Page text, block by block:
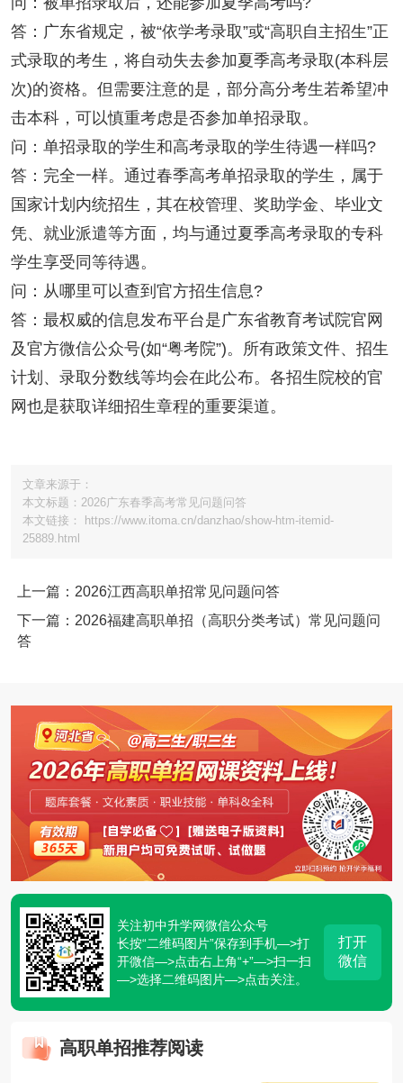
答：广东省规定，被“依学考录取”或“高职自主招生”正
式录取的考生，将自动失去参加夏季高考录取(本科层
次)的资格。但需要注意的是，部分高分考生若希望冲
击本科，可以慎重考虑是否参加单招录取。
问：单招录取的学生和高考录取的学生待遇一样吗?
答：完全一样。通过春季高考单招录取的学生，属于
国家计划内统招生，其在校管理、奖助学金、毕业文
凭、就业派遣等方面，均与通过夏季高考录取的专科
学生享受同等待遇。
问：从哪里可以查到官方招生信息?
答：最权威的信息发布平台是广东省教育考试院官网
及官方微信公众号(如“粤考院”)。所有政策文件、招生
计划、录取分数线等均会在此公布。各招生院校的官
网也是获取详细招生章程的重要渠道。
文章来源于：
本文标题：2026广东春季高考常见问题问答
本文链接： https://www.itoma.cn/danzhao/show-htm-itemid-
25889.html
上一篇：2026江西高职单招常见问题问答
下一篇：2026福建高职单招（高职分类考试）常见问题问
答
关注初中升学网微信公众号
长按“二维码图片”保存到手机—>打
开微信—>点击右上角“+”—>扫一扫
—>选择二维码图片—>点击关注。
打开
微信
高职单招推荐阅读